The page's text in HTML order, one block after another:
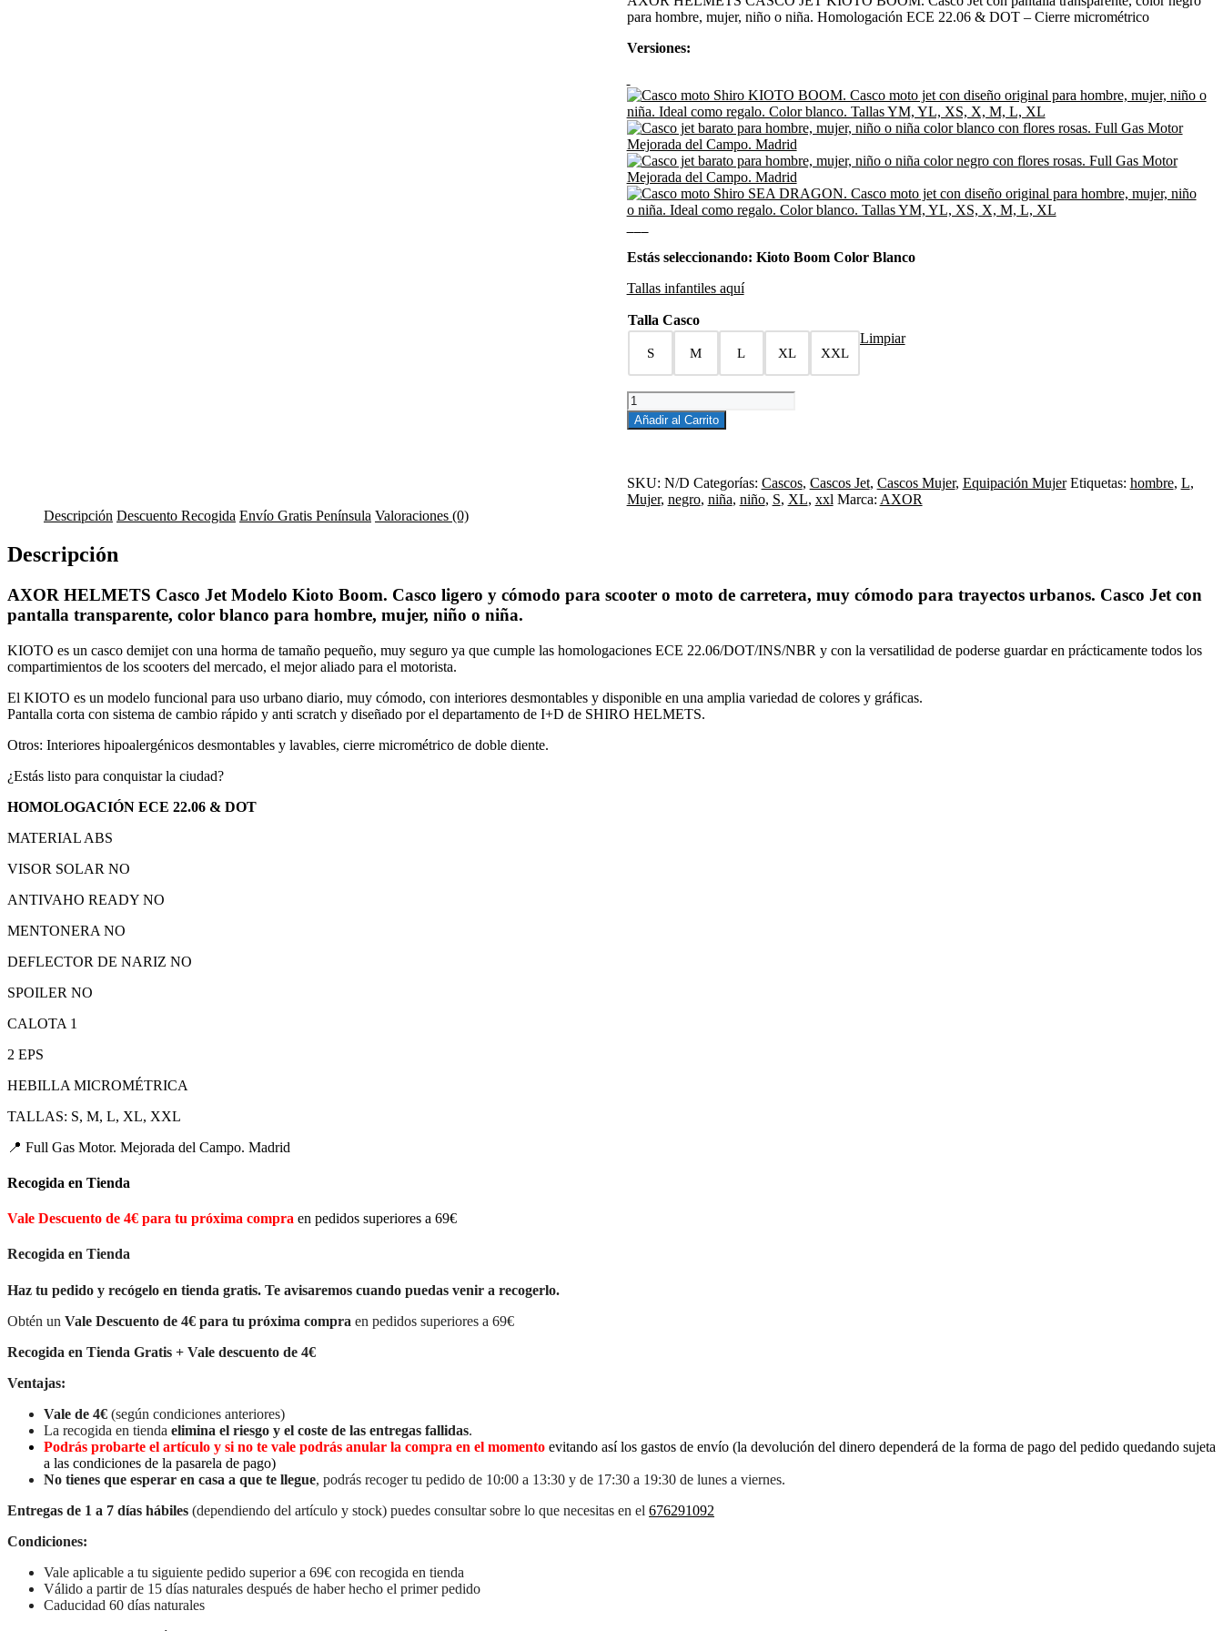
era:
es:
para hombre, mujer, niño o niña. Homologación ECE 22.06 & DOT – Cierre micrométrico
Versiones:
Estás seleccionando: Kioto Boom Color Blanco
Tallas infantiles aquí
Talla Casco
S M L XL XXL
Limpiar
CASCO
JET
AXOR
BLANCO
cantidad
Añadir al Carrito
SKU: N/D Categorías: Cascos, Cascos Jet, Cascos Mujer, Equipación Mujer Etiquetas: hombre, L,
Mujer, negro, niña, niño, S, XL, xxl Marca: AXOR
Descripción Descuento Recogida Envío Gratis Península Valoraciones (0)
Descripción
AXOR HELMETS Casco Jet Modelo Kioto Boom. Casco ligero y cómodo para scooter o moto de carretera, muy cómodo para trayectos urbanos. Casco Jet con
pantalla transparente, color blanco para hombre, mujer, niño o niña.
KIOTO es un casco demijet con una horma de tamaño pequeño, muy seguro ya que cumple las homologaciones ECE 22.06/DOT/INS/NBR y con la versatilidad de poderse guardar en prácticamente todos los
compartimientos de los scooters del mercado, el mejor aliado para el motorista.
El KIOTO es un modelo funcional para uso urbano diario, muy cómodo, con interiores desmontables y disponible en una amplia variedad de colores y gráficas.
Pantalla corta con sistema de cambio rápido y anti scratch y diseñado por el departamento de I+D de SHIRO HELMETS.
Otros: Interiores hipoalergénicos desmontables y lavables, cierre micrométrico de doble diente.
¿Estás listo para conquistar la ciudad?
HOMOLOGACIÓN ECE 22.06 & DOT
MATERIAL ABS
VISOR SOLAR NO
ANTIVAHO READY NO
MENTONERA NO
DEFLECTOR DE NARIZ NO
SPOILER NO
CALOTA 1
2 EPS
HEBILLA MICROMÉTRICA
TALLAS: S, M, L, XL, XXL
📍 Full Gas Motor. Mejorada del Campo. Madrid
Recogida en Tienda
Vale Descuento de 4€ para tu próxima compra en pedidos superiores a 69€
Recogida en Tienda
Haz tu pedido y recógelo en tienda gratis. Te avisaremos cuando puedas venir a recogerlo.
Obtén un Vale Descuento de 4€ para tu próxima compra en pedidos superiores a 69€
Recogida en Tienda Gratis + Vale descuento de 4€
Ventajas:
Vale de 4€ (según condiciones anteriores)
La recogida en tienda elimina el riesgo y el coste de las entregas fallidas.
Podrás probarte el artículo y si no te vale podrás anular la compra en el momento evitando así los gastos de envío (la devolución del dinero dependerá de la forma de pago del pedido quedando sujeta
a las condiciones de la pasarela de pago)
No tienes que esperar en casa a que te llegue, podrás recoger tu pedido de 10:00 a 13:30 y de 17:30 a 19:30 de lunes a viernes.
Entregas de 1 a 7 días hábiles (dependiendo del artículo y stock) puedes consultar sobre lo que necesitas en el 676291092
Condiciones:
Vale aplicable a tu siguiente pedido superior a 69€ con recogida en tienda
Válido a partir de 15 días naturales después de haber hecho el primer pedido
Caducidad 60 días naturales